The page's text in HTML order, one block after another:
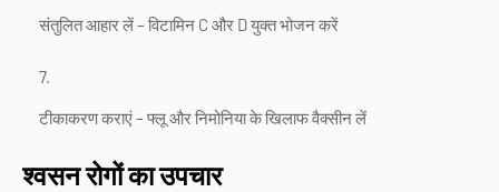
संतुलित आहार लें – विटामिन C और D युक्त भोजन करें
टीकाकरण कराएं – फ्लू और निमोनिया के खिलाफ वैक्सीन लें
श्वसन रोगों का उपचार